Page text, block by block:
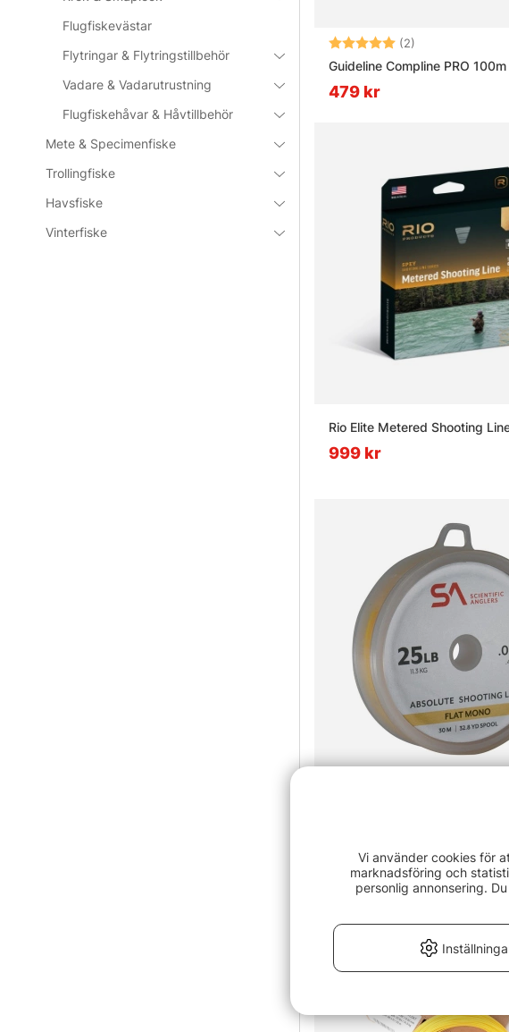
Flugfiskevästar
Flytringar & Flytringstillbehör
Vadare & Vadarutrustning
Flugfiskehåvar & Håvtillbehör
Mete & Specimenfiske
Trollingfiske
Havsfiske
Vinterfiske
Betyg: (2)
Guideline Compline PRO 100m
479 kr
Rio Elite Metered Shooting
999 kr
Vi använder cookies för
marknadsföring och
personlig annonsering.